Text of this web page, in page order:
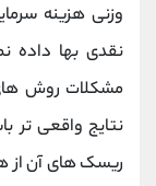
وزنی هزینه
نقدی بها داده
مشکلات روش های
نتایج واقعی تر
ریسک های آن از